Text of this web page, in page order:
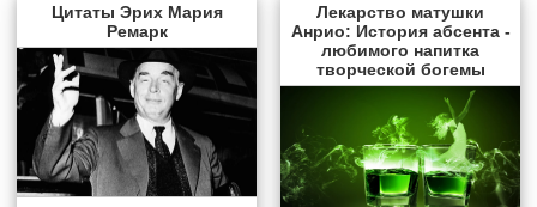
Цитаты Эрих Мария
Ремарк
Лекарство матушки
Анрио: История абсента -
любимого напитка
творческой богемы